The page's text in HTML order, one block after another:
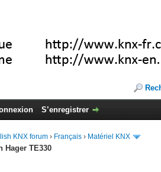
S’enregistrer
KNX forum › Français › Matériel KNX
Hager TE330